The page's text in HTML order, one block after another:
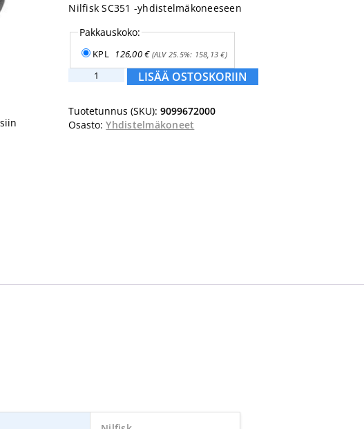
Nilfisk SC351 -yhdistelmäkoneeseen
Pakkauskoko:
KPL 126,00€(ALV 25.5%: 158,13€)
Nilfisk
355
määrä
LISÄÄ OSTOSKORIIN
Tuotetunnus (SKU):9099672000
Osasto:Yhdistelmäkoneet